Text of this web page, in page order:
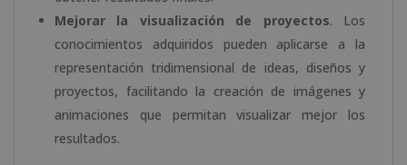
Mejorar la visualización de proyectos. Los
conocimientos adquiridos pueden aplicarse a la
representación tridimensional de ideas, diseños y
proyectos, facilitando la creación de imágenes y
animaciones que permitan visualizar mejor los
resultados.